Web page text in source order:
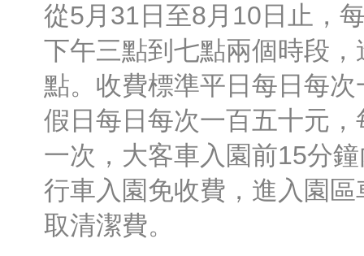
從5月31日至8月10日止，
下午三點到七點兩個時段
點。收費標準平日每日每
假日每日每次一百五十元
一次，大客車入園前15分
行車入園免收費，進入園
取清潔費。